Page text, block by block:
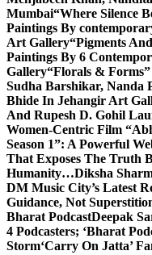
Mumbai“Where Silence
Paintings By
Art Gallery“Pigments
Paintings By 6
Gallery“Florals &
Sudha Barshikar, Nanda
Bhide In Jehangir Art
And Rupesh D. Gohil
Women-Centric Film
Season 1”: A Powerful
That Exposes The Truth
Humanity…Diksha
DM Music City’s Latest
Guidance, Not
Bharat PodcastDeepak
4 Podcasters; ‘Bharat
Storm‘Carry On Jatta’